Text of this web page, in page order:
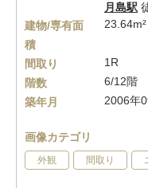
月島駅
建物/専有面
積
23.64m²
間取り
1R
階数
6/12階
築年月
2006年
画像カテゴリ
外観 間取り